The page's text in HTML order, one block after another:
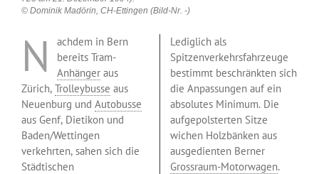
© Dominik Madörin, CH-Ettingen (Bild-Nr. -)
N
achdem in Bern
bereits Tram-
Anhänger aus
Zürich, Trolleybusse aus
Neuenburg und Autobusse
aus Genf, Dietikon und
Baden/Wettingen
verkehrten, sahen sich die
Städtischen
Lediglich als
Spitzenverkehrsfahrzeuge
bestimmt beschränkten sich
die Anpassungen auf ein
absolutes Minimum. Die
aufgepolsterten Sitze
wichen Holzbänken aus
ausgedienten Berner
Grossraum-Motorwagen.